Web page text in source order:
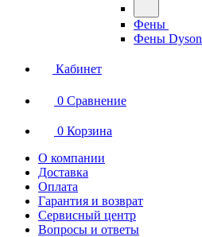
Фены
Фены Dyson
Кабинет
0 Сравнение
0 Корзина
О компании
Доставка
Оплата
Гарантия и возврат
Сервисный центр
Вопросы и ответы